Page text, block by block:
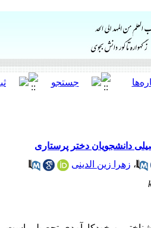
دانشجویان دختر پرستاری
، زهرا زین الدینی